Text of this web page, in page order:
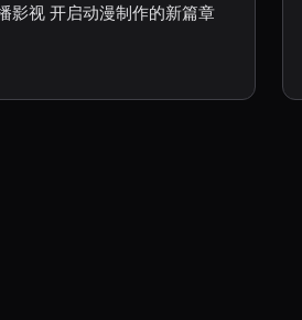
影视 开启动漫制作的新篇章